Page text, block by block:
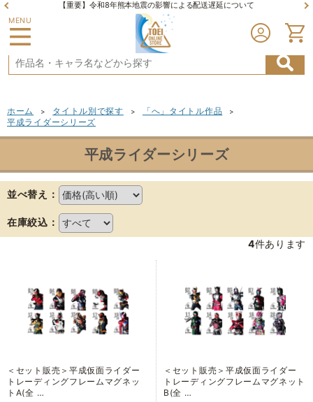
【重要】令和8年熊本地震の影響による配送遅延について
MENU
ホーム > タイトル別で探す > 「へ」タイトル作品 >
平成ライダーシリーズ
平成ライダーシリーズ
並べ替え：
在庫絞込：
4件あります
＜セット販売＞平成仮面ライダー
トレーディングフレームマグネッ
トA(全 …
＜セット販売＞平成仮面ライダー
トレーディングフレームマグネット
B(全 …